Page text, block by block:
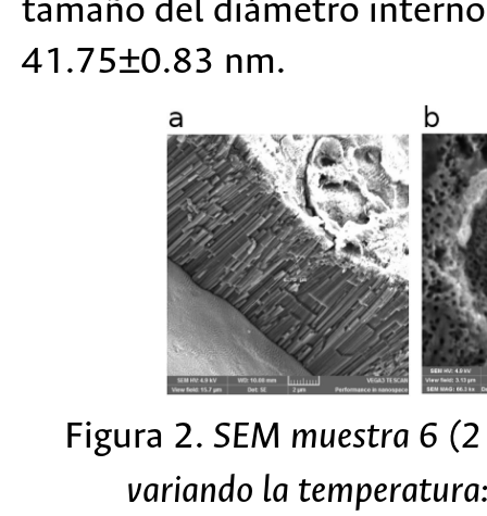
tamaño del diámetro
41.75±0.83 nm.
Figura 2. SEM muestra 6
variando la